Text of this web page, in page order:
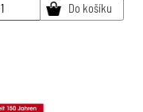
Do košíku